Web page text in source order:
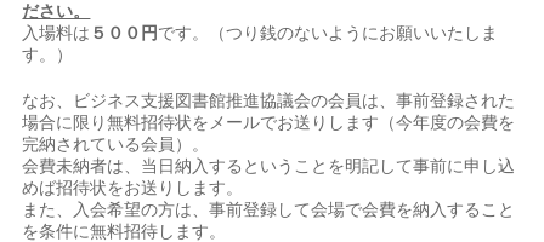
ださい。
入場料は ５００円です。（つり銭のないようにお願いいたしま
す。）
なお、ビジネス支援図書館推進協議会の会員は、事前登録された
場合に限り無料招待状をメールでお送りします（今年度の会費を
完納されている会員）。
会費未納者は、当日納入するということを明記して事前に申し込
めば招待状をお送りします。
また、入会希望の方は、事前登録して会場で会費を納入すること
を条件に無料招待します。